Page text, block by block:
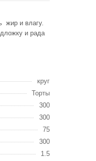
жир и влагу.
и рада
круг
Торты
300
300
75
300
1.5